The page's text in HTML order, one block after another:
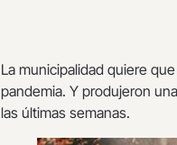
La municipalidad quiere
pandemia. Y produjeron
las últimas semanas.